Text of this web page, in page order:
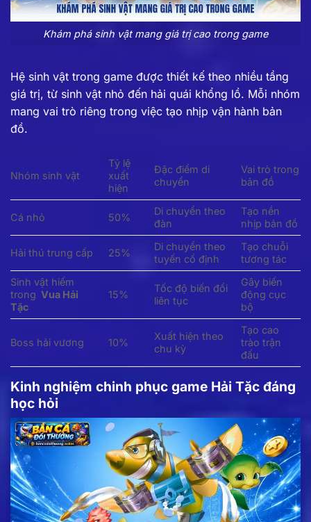
Khám phá sinh vật mang giá trị cao trong game
Hệ sinh vật trong game được thiết kế theo nhiều tầng
giá trị, từ sinh vật nhỏ đến hải quái khổng lồ. Mỗi nhóm
mang vai trò riêng trong việc tạo nhịp vận hành bản
đồ.
Nhóm sinh vật
Tỷ lệ
xuất
hiện
Đặc điểm di
chuyển
Vai trò trong
bản đồ
Cá nhỏ 50%
Di chuyển theo
đàn
Tạo nền
nhịp bản đồ
Hải thú trung cấp 25%
Di chuyển theo
tuyến cố định
Tạo chuỗi
tương tác
Sinh vật hiếm
trong Vua Hải
Tặc
15%
Tốc độ biến đổi
liên tục
Gây biến
động cục
bộ
Boss hải vương 10%
Xuất hiện theo
chu kỳ
Tạo cao
trào trận
đấu
Kinh nghiệm chinh phục game Hải Tặc đáng
học hỏi